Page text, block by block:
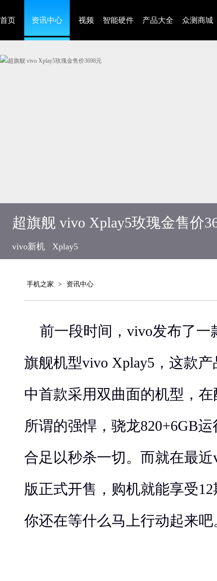
首页 资讯中心 视频 智能硬件 产品大全 众测商城
超旗舰 vivo Xplay5玫瑰金售价
vivo新机 Xplay5
手机之家 > 资讯中心
前一段时间，vivo发布了一
旗舰机型vivo Xplay5，这款
中首款采用双曲面的机型，
所谓的强悍，骁龙820+6GB
合足以秒杀一切。而就在最
版正式开售，购机就能享受
你还在等什么马上行动起来吧